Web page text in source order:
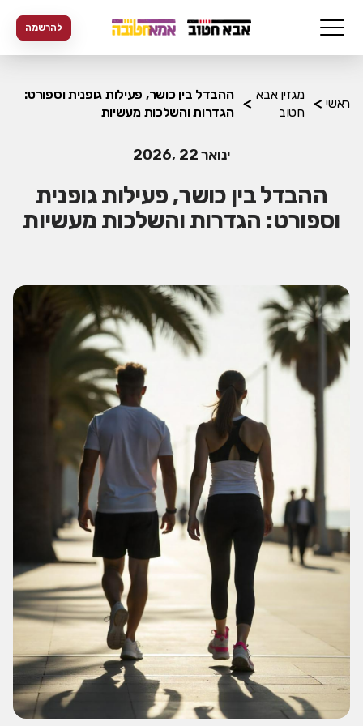
להרשמה
ראשי
מגזין אבא
חטוב
ההבדל בין כושר, פעילות גופנית וספורט:
הגדרות והשלכות מעשיות
ינואר 22 ,2026
ההבדל בין כושר, פעילות גופנית
וספורט: הגדרות והשלכות מעשיות